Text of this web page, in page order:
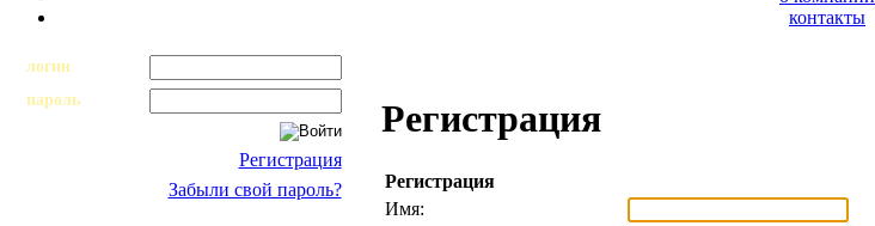
контакты
логин
пароль
Регистрация
Забыли свой пароль?
Регистрация
Регистрация
Имя: